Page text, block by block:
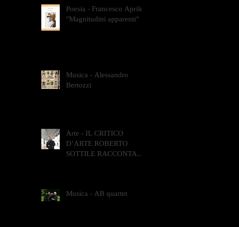
Poesia - Francesco Aprile -
"Magnitudini apparenti"
Musica - Alessandro
Bertozzi
Arte - IL CRITICO
D’ARTE ROBERTO
SOTTILE RACCONTA
Musica - AB quartet